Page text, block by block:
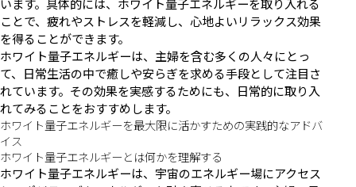
います。具体的には、ホワイト量子エネルギーを取り入れる
ことで、疲れやストレスを軽減し、心地よいリラックス効果
を得ることができます。
ホワイト量子エネルギーは、主婦を含む多くの人々にとっ
て、日常生活の中で癒しや安らぎを求める手段として注目さ
れています。その効果を実感するためにも、日常的に取り入
れてみることをおすすめします。
ホワイト量子エネルギーを最大限に活かすための実践的なアドバ
イス
ホワイト量子エネルギーとは何かを理解する
ホワイト量子エネルギーは、宇宙のエネルギー場にアクセス